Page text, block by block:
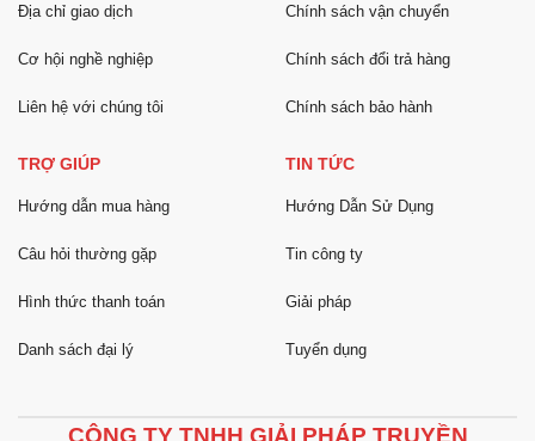
Địa chỉ giao dịch
Cơ hội nghề nghiệp
Liên hệ với chúng tôi
Chính sách vận chuyển
Chính sách đổi trả hàng
Chính sách bảo hành
TRỢ GIÚP
Hướng dẫn mua hàng
Câu hỏi thường gặp
Hình thức thanh toán
Danh sách đại lý
TIN TỨC
Hướng Dẫn Sử Dụng
Tin công ty
Giải pháp
Tuyển dụng